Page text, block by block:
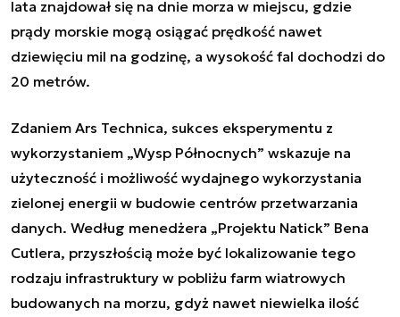
lata znajdował się na dnie morza w miejscu, gdzie
prądy morskie mogą osiągać prędkość nawet
dziewięciu mil na godzinę, a wysokość fal dochodzi do
20 metrów.
Zdaniem Ars Technica, sukces eksperymentu z
wykorzystaniem „Wysp Północnych” wskazuje na
użyteczność i możliwość wydajnego wykorzystania
zielonej energii w budowie centrów przetwarzania
danych. Według menedżera „Projektu Natick” Bena
Cutlera, przyszłością może być lokalizowanie tego
rodzaju infrastruktury w pobliżu farm wiatrowych
budowanych na morzu, gdyż nawet niewielka ilość